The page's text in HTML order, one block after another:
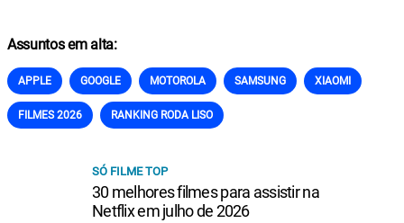
Assuntos em alta:
APPLE GOOGLE MOTOROLA SAMSUNG XIAOMI
FILMES 2026 RANKING RODA LISO
SÓ FILME TOP
30 melhores filmes para assistir na
Netflix em julho de 2026